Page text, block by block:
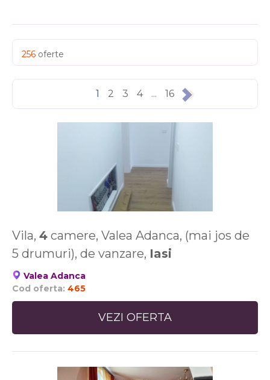
256 oferte
1 2 3 4 ... 16
Vila, 4 camere, Valea Adanca, (mai jos de
5 drumuri), de vanzare, Iasi
Valea Adanca
Cod oferta: 465
VEZI OFERTA